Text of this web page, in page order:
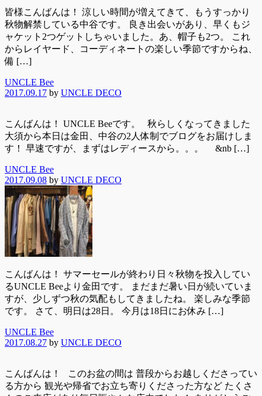
皆様こんばんは！ 涼しい時間が増えてきて、もうすっかり
秋物解禁している中谷です。 良き出会いがあり、早くもジ
ャケット2つゲットしちゃいました。あ、帽子も2つ。 これ
からレイヤード、コーディネートの楽しい季節ですからね、
備 […]
UNCLE Bee
2017.09.17 by UNCLE DECO
こんばんは！ UNCLE Beeです。 秋らしくなってきました
大須から本日は金田、中谷の2人体制でブログをお届けしま
す！ 早速ですが、まずはレディースから。。。 &nb […]
UNCLE Bee
2017.09.08 by UNCLE DECO
こんばんは！ サマーセールが終わり日々秋物を投入してい
るUNCLE Beeより金田です。 まだまだ暑い日が続いていま
すが、少しずつ秋の気配もしてきましたね。 楽しみな季節
です。 さて、明日は28日。 今月は18日にお休み […]
UNCLE Bee
2017.08.27 by UNCLE DECO
こんばんは！ このお盆の間は 普段からお越しくださってい
る方から 観光や帰省でお立ち寄りくださった方など たくさ